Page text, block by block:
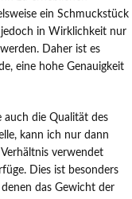
ein Schmuckstück
in Wirklichkeit nur
Daher ist es
eine hohe Genauigkeit
auch die Qualität des
kann ich nur dann
verwendet
Dies ist besonders
das Gewicht der